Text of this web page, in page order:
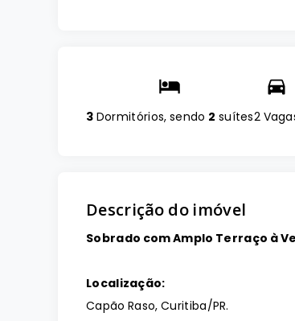
3 Dormitórios, sendo 2 suítes2
Descrição do imóvel
Sobrado com Amplo Terraço à
Localização:
Capão Raso, Curitiba/PR.